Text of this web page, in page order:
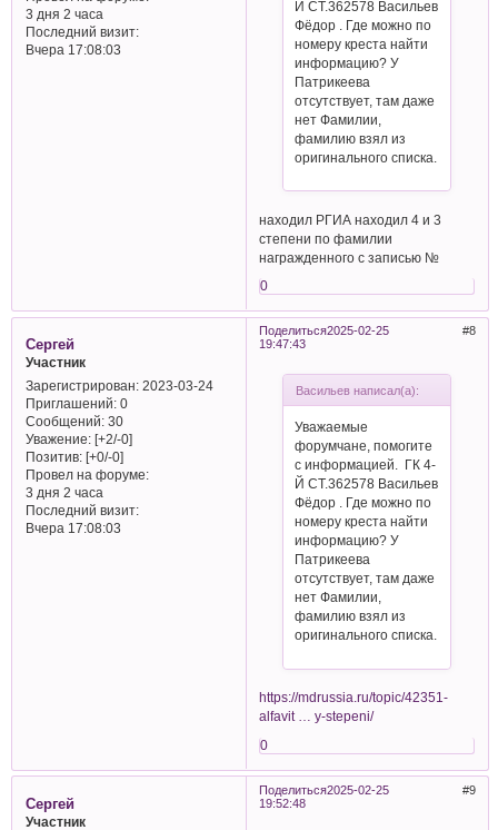
3 дня 2 часа
Последний визит:
Вчера 17:08:03
Й СТ.362578 Васильев
Фёдор . Где можно по
номеру креста найти
информацию? У
Патрикеева
отсутствует, там даже
нет Фамилии,
фамилию взял из
оригинального списка.
находил РГИА находил 4 и 3
степени по фамилии
награжденного с записью №
0
Поделиться 8
2025-02-25
19:47:43
Сергей
Участник
Зарегистрирован: 2023-03-24
Приглашений:0
Сообщений:30
Уважение: [+2/-0]
Позитив: [+0/-0]
Провел на форуме:
3 дня 2 часа
Последний визит:
Вчера 17:08:03
Васильев написал(а):
Уважаемые
форумчане, помогите
с информацией. ГК 4-
Й СТ.362578 Васильев
Фёдор . Где можно по
номеру креста найти
информацию? У
Патрикеева
отсутствует, там даже
нет Фамилии,
фамилию взял из
оригинального списка.
https://mdrussia.ru/topic/42351-
alfavit … y-stepeni/
0
Поделиться 9
2025-02-25
19:52:48
Сергей
Участник